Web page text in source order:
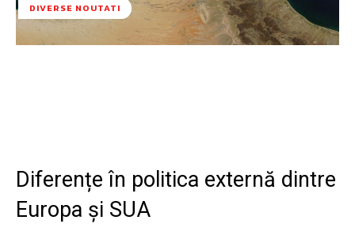
DIVERSE NOUTATI
Diferențe în politica externă dintre
Europa și SUA